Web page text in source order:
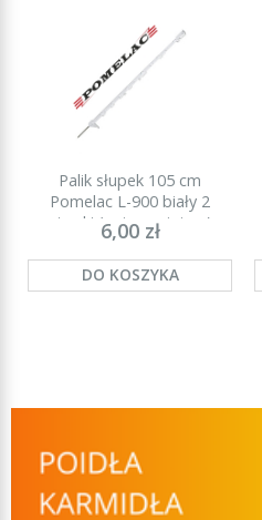
Palik słupek 105 cm
Pomelac L-900 biały 2
stopki (najmocniejszy)
6,00 zł
DO KOSZYKA